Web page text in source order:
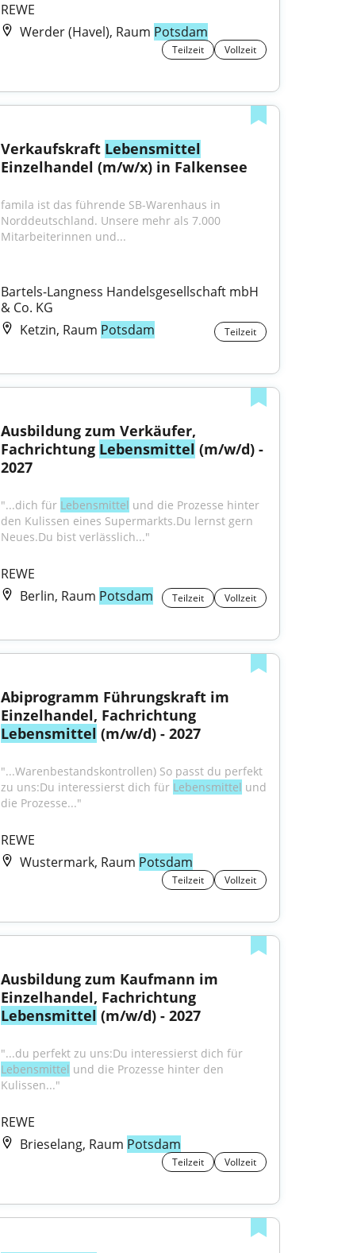
REWE
Werder (Havel), Raum Potsdam
Teilzeit Vollzeit
Verkaufskraft Lebensmittel
Einzelhandel (m/w/x) in Falkensee
famila ist das führende SB-Warenhaus in
Norddeutschland. Unsere mehr als 7.000
Mitarbeiterinnen und...
Bartels-Langness Handelsgesellschaft mbH
& Co. KG
Ketzin, Raum Potsdam Teilzeit
Ausbildung zum Verkäufer,
Fachrichtung Lebensmittel (m/w/d) -
2027
"...dich für Lebensmittel und die Prozesse hinter
den Kulissen eines Supermarkts.Du lernst gern
Neues.Du bist verlässlich..."
REWE
Berlin, Raum Potsdam Teilzeit Vollzeit
Abiprogramm Führungskraft im
Einzelhandel, Fachrichtung
Lebensmittel (m/w/d) - 2027
"...Warenbestandskontrollen) So passt du perfekt
zu uns:Du interessierst dich für Lebensmittel und
die Prozesse..."
REWE
Wustermark, Raum Potsdam
Teilzeit Vollzeit
Ausbildung zum Kaufmann im
Einzelhandel, Fachrichtung
Lebensmittel (m/w/d) - 2027
"...du perfekt zu uns:Du interessierst dich für
Lebensmittel und die Prozesse hinter den
Kulissen..."
REWE
Brieselang, Raum Potsdam
Teilzeit Vollzeit